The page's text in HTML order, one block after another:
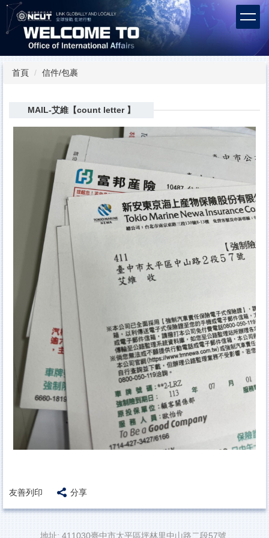
跳
到
主
內
容首頁 信件/包裹
MAIL-艾維【count letter 】
友善列印 分享
地址: 411030臺中市太平區坪林里中山路二段57號